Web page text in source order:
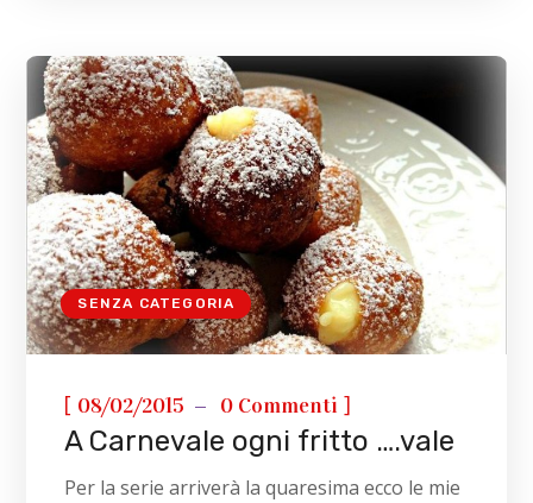
SENZA CATEGORIA
[ 08/02/2015 0 Commenti ]
A Carnevale ogni fritto ….vale
Per la serie arriverà la quaresima ecco le mie